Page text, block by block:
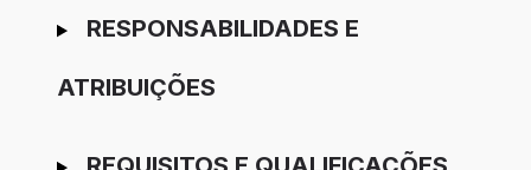
RESPONSABILIDADES E
ATRIBUIÇÕES